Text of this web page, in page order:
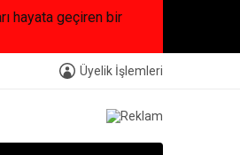
hayata geçiren bir
Üyelik İşlemleri